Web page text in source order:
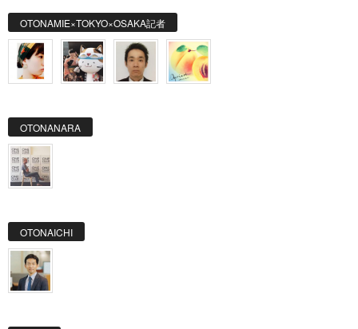
OTONAMIE×TOKYO×OSAKA記者
OTONANARA
OTONAICHI